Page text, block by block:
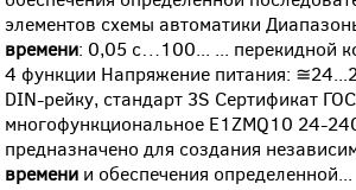
элементов схемы автоматики
времени: 0,05 с…100... ... перекидной
4 функции Напряжение питания:
DIN-рейку, стандарт 3S Сертификат
многофункциональное E1ZMQ10 24-
предназначено для создания
времени и обеспечения определенной...